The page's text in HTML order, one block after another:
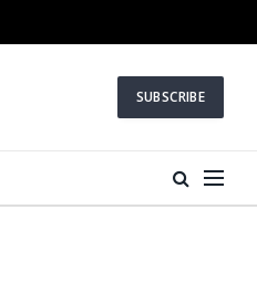
SUBSCRIBE